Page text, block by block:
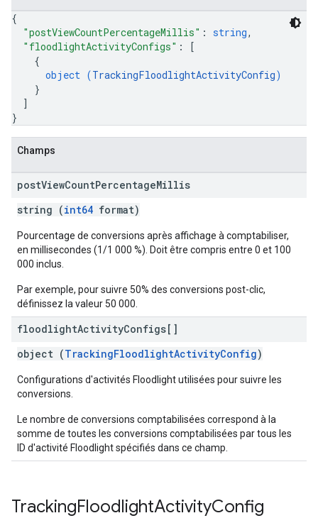
{
"postViewCountPercentageMillis" : string,
"floodlightActivityConfigs" :
[
{
object (TrackingFloodlightActivityConfig)
}
]
}
Champs
postViewCountPercentageMillis
string (int64 format)
Pourcentage de conversions après affichage à comptabiliser,
en millisecondes (1/1 000 %). Doit être compris entre 0 et 100
000 inclus.
Par exemple, pour suivre 50% des conversions post-clic,
définissez la valeur 50 000.
floodlightActivityConfigs[]
object (TrackingFloodlightActivityConfig)
Configurations d'activités Floodlight utilisées pour suivre les
conversions.
Le nombre de conversions comptabilisées correspond à la
somme de toutes les conversions comptabilisées par tous les
ID d'activité Floodlight spécifiés dans ce champ.
TrackingFloodlightActivityConfig